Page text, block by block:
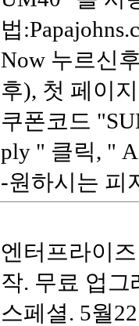
법
Now 누르신
후), 첫 페이
쿠폰코드
ply " 클릭, "
-원하시는 피
엔터프라이
작. 무료 업그
스페셜. 5월